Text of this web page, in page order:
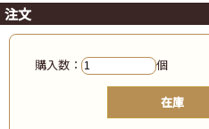
注文
購入数： 個
在庫